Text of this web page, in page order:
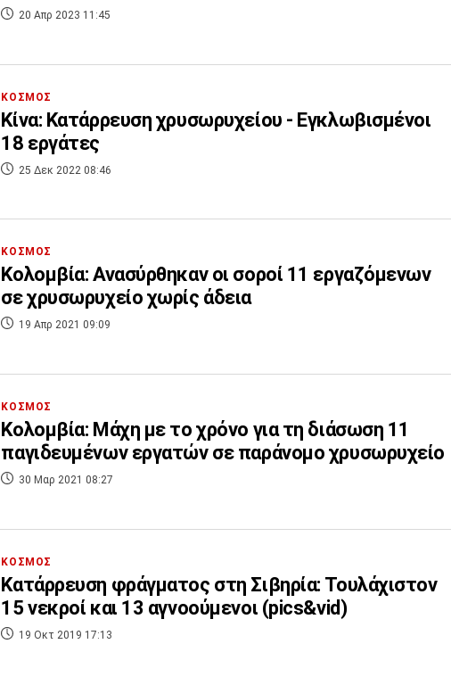
20 Απρ 2023 11:45
ΚΟΣΜΟΣ
Κίνα: Κατάρρευση χρυσωρυχείου - Εγκλωβισμένοι
18 εργάτες
25 Δεκ 2022 08:46
ΚΟΣΜΟΣ
Κολομβία: Ανασύρθηκαν οι σοροί 11 εργαζόμενων
σε χρυσωρυχείο χωρίς άδεια
19 Απρ 2021 09:09
ΚΟΣΜΟΣ
Κολομβία: Μάχη με το χρόνο για τη διάσωση 11
παγιδευμένων εργατών σε παράνομο χρυσωρυχείο
30 Μαρ 2021 08:27
ΚΟΣΜΟΣ
Κατάρρευση φράγματος στη Σιβηρία: Τουλάχιστον
15 νεκροί και 13 αγνοούμενοι (pics&vid)
19 Οκτ 2019 17:13